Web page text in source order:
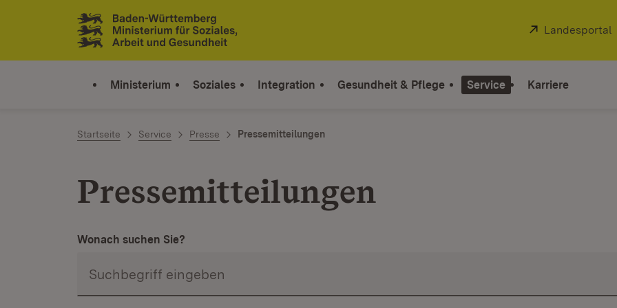
Zum Inhalt springen
Link zur Startseite
Extern:
Landesportal
Ministerium Soziales Integration Gesundheit & Pflege Service Karriere
Startseite Service Presse Pressemitteilungen
Pressemitteilungen
Wonach suchen Sie?